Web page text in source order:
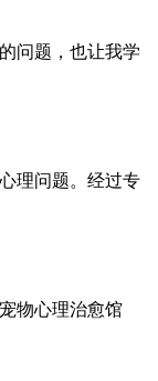
问题，也让我学
理问题。经过专
物心理治愈馆